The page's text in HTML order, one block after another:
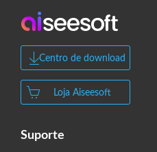
Centro de download
Loja Aiseesoft
Suporte